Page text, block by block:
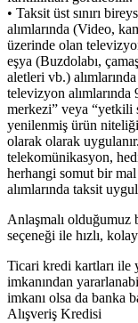
• Taksit üst sınırı
alımlarında (Video,
üzerinde olan
eşya (Buzdolabı,
aletleri vb.)
televizyon alımlarında
merkezi” veya “yetkili
yenilenmiş ürün
olarak olarak
telekomünikasyon,
herhangi somut bir
alımlarında taksit
Anlaşmalı olduğumuz
seçeneği ile hızlı,
Ticari kredi kartları ile
imkanından
imkanı olsa da banka
Alışveriş Kredisi